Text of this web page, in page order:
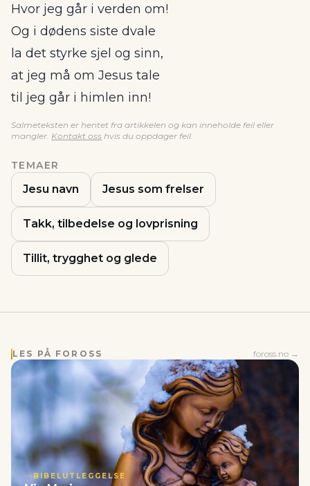
Hvor jeg går i verden om!
Og i dødens siste dvale
la det styrke sjel og sinn,
at jeg må om Jesus tale
til jeg går i himlen inn!
Salmeteksten er hentet fra artikkelen og kan inneholde feil eller
mangler. Kontakt oss hvis du oppdager feil.
TEMAER
Jesu navn Jesus som frelser
Takk, tilbedelse og lovprisning
Tillit, trygghet og glede
LES PÅ FOROSS foross.no →
BIBELUTLEGGELSE